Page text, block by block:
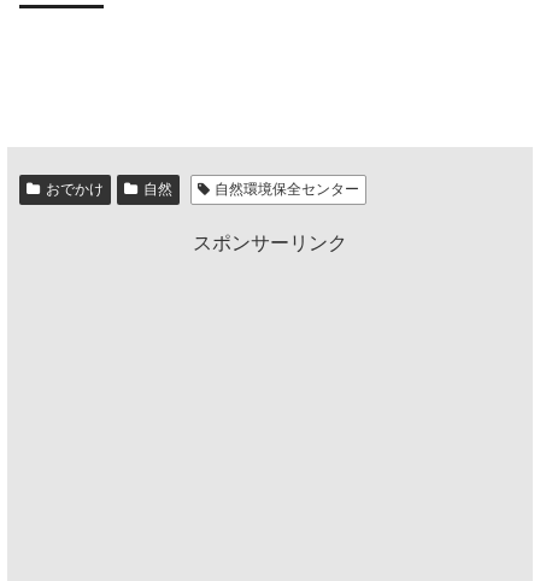
おでかけ 自然 自然環境保全センター
スポンサーリンク